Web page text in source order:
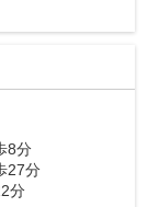
8分
27分
分